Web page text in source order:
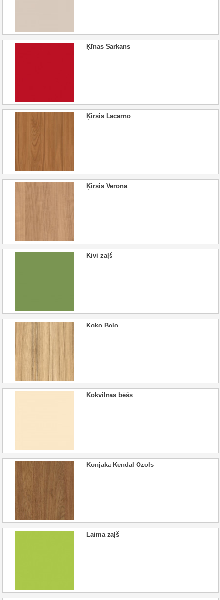
Ķīnas Sarkans
Ķirsis Lacarno
Ķirsis Verona
Kivi zaļš
Koko Bolo
Kokvilnas bēšs
Konjaka Kendal Ozols
Laima zaļš